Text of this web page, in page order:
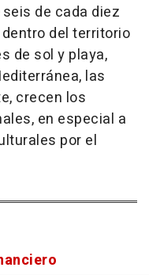
de cada diez
del territorio
de sol y playa,
las
crecen los
en especial a
por el